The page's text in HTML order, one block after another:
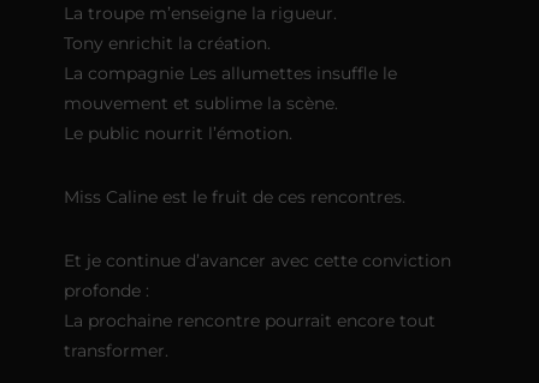
La troupe m’enseigne la rigueur.
Tony enrichit la création.
La compagnie Les allumettes insuffle le
mouvement et sublime la scène.
Le public nourrit l’émotion.
Miss Caline est le fruit de ces rencontres.
Et je continue d’avancer avec cette conviction
profonde :
La prochaine rencontre pourrait encore tout
transformer.